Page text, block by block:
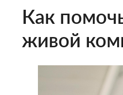
Как
живой